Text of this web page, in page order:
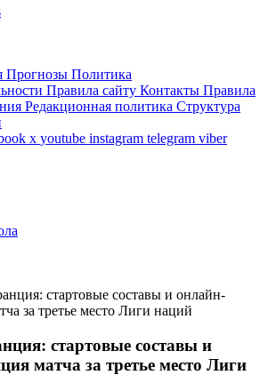
Прогнозы Политика
Правила сайту Контакты Правила
Редакционная политика Структура
x youtube instagram telegram viber
стартовые составы и онлайн-
за третье место Лиги наций
стартовые составы и
матча за третье место Лиги